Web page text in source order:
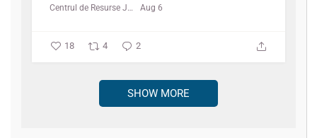
Centrul de Resurse Juridice Aug 6
18 4 2
SHOW MORE